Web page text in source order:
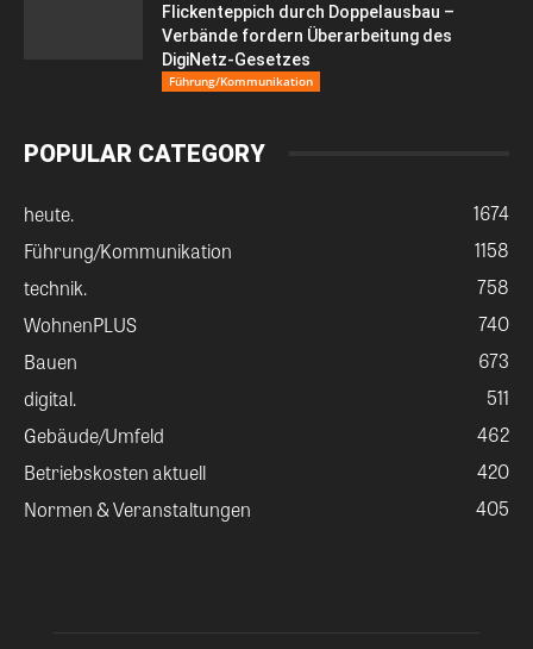
Flickenteppich durch Doppelausbau –
Verbände fordern Überarbeitung des
DigiNetz-Gesetzes
Führung/Kommunikation
POPULAR CATEGORY
heute.
1674
Führung/Kommunikation
1158
technik.
758
WohnenPLUS
740
Bauen
673
digital.
511
Gebäude/Umfeld
462
Betriebskosten aktuell
420
Normen & Veranstaltungen
405